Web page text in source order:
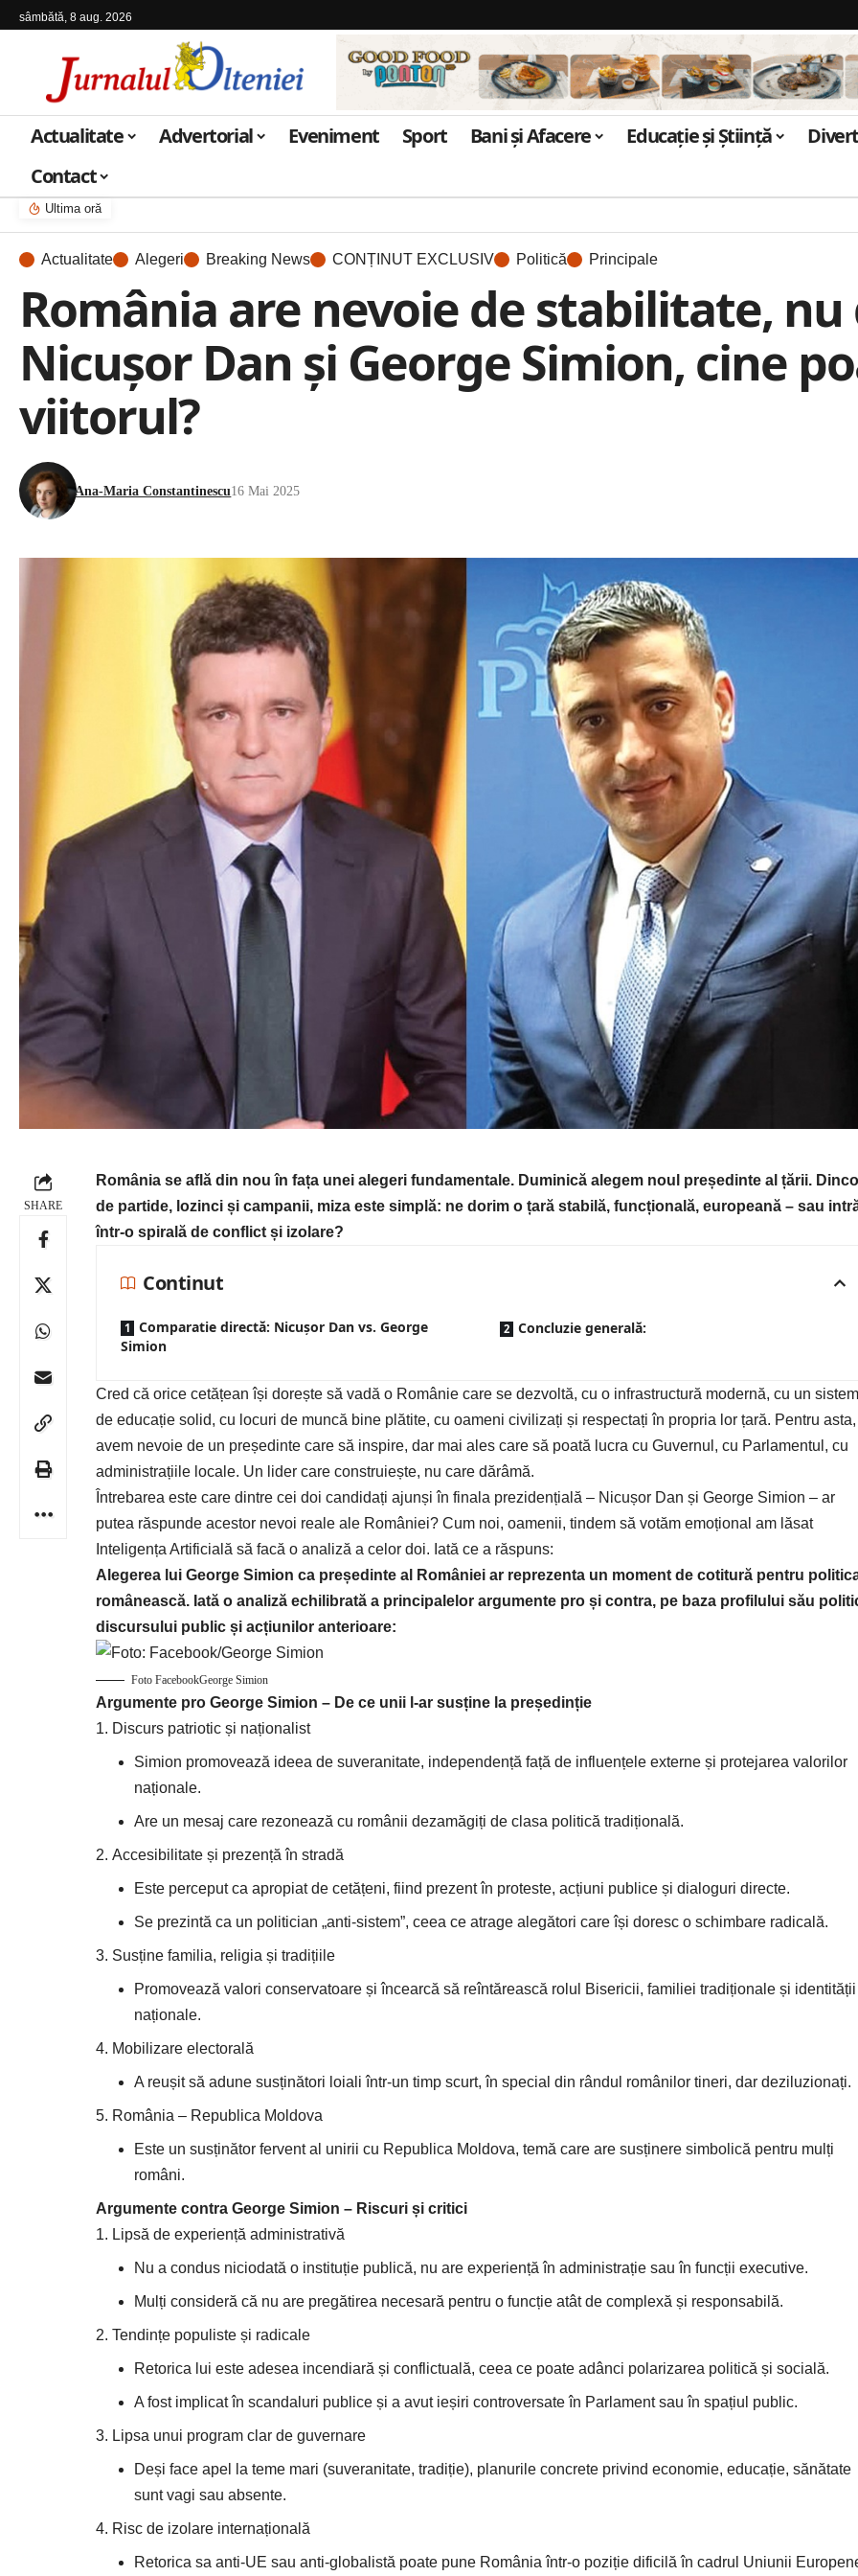
sâmbătă, 8 aug. 2026
Actualitate Advertorial Eveniment Sport Bani și Afacere Educație și Știință
Contact
Ultima oră
Actualitate Alegeri Breaking News CONȚINUT EXCLUSIV Politică Principale
România are nevoie de stabilitate,
Nicușor Dan și George Simion, cine
viitorul?
Ana-Maria Constantinescu16 Mai 2025
SHARE
România se află din nou în fața unei alegeri fundamentale. Duminică alegem noul președinte al țării.
de partide, lozinci și campanii, miza este simplă: ne dorim o țară stabilă, funcțională, europeană – sau
într-o spirală de conflict și izolare?
Continut
Comparatie directă: Nicușor Dan vs. George
Simion
Concluzie generală:
Cred că orice cetățean își dorește să vadă o Românie care se dezvoltă, cu o infrastructură modernă, cu un sistem
de educație solid, cu locuri de muncă bine plătite, cu oameni civilizați și respectați în propria lor țară. Pentru asta,
avem nevoie de un președinte care să inspire, dar mai ales care să poată lucra cu Guvernul, cu Parlamentul, cu
administrațiile locale. Un lider care construiește, nu care dărâmă.
Întrebarea este care dintre cei doi candidați ajunși în finala prezidențială – Nicușor Dan și George Simion – ar
putea răspunde acestor nevoi reale ale României? Cum noi, oamenii, tindem să votăm emoțional am lăsat
Inteligența Artificială să facă o analiză a celor doi. Iată ce a răspuns:
Alegerea lui George Simion ca președinte al României ar reprezenta un moment de cotitură pentru
românească. Iată o analiză echilibrată a principalelor argumente pro și contra, pe baza profilului său
discursului public și acțiunilor anterioare:
Foto FacebookGeorge Simion
Argumente pro George Simion – De ce unii l-ar susține la președinție
Discurs patriotic și naționalist
Simion promovează ideea de suveranitate, independență față de influențele externe și protejarea valorilor
naționale.
Are un mesaj care rezonează cu românii dezamăgiți de clasa politică tradițională.
Accesibilitate și prezență în stradă
Este perceput ca apropiat de cetățeni, fiind prezent în proteste, acțiuni publice și dialoguri directe.
Se prezintă ca un politician „anti-sistem”, ceea ce atrage alegători care își doresc o schimbare radicală.
Susține familia, religia și tradițiile
Promovează valori conservatoare și încearcă să reîntărească rolul Bisericii, familiei tradiționale și identității
naționale.
Mobilizare electorală
A reușit să adune susținători loiali într-un timp scurt, în special din rândul românilor tineri, dar deziluzionați.
România – Republica Moldova
Este un susținător fervent al unirii cu Republica Moldova, temă care are susținere simbolică pentru mulți
români.
Argumente contra George Simion – Riscuri și critici
Lipsă de experiență administrativă
Nu a condus niciodată o instituție publică, nu are experiență în administrație sau în funcții executive.
Mulți consideră că nu are pregătirea necesară pentru o funcție atât de complexă și responsabilă.
Tendințe populiste și radicale
Retorica lui este adesea incendiară și conflictuală, ceea ce poate adânci polarizarea politică și socială.
A fost implicat în scandaluri publice și a avut ieșiri controversate în Parlament sau în spațiul public.
Lipsa unui program clar de guvernare
Deși face apel la teme mari (suveranitate, tradiție), planurile concrete privind economie, educație, sănătate
sunt vagi sau absente.
Risc de izolare internațională
Retorica sa anti-UE sau anti-globalistă poate pune România într-o poziție dificilă în cadrul Uniunii